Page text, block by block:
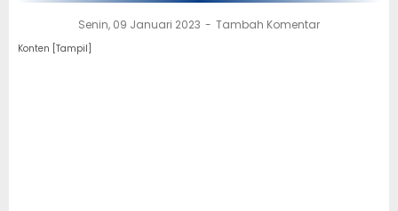
Senin, 09 Januari 2023 Tambah Komentar
Konten [Tampil]